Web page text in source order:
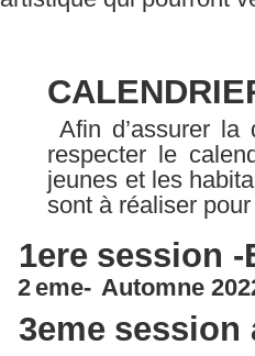
Afin d’assurer
respecter le
jeunes et les
sont à réaliser pour
1ere session -
2 eme- Automne
3eme session